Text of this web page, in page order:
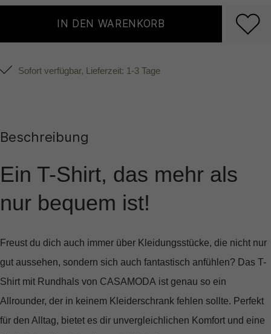
IN DEN WARENKORB
Sofort verfügbar, Lieferzeit: 1-3 Tage
Beschreibung
Ein T-Shirt, das mehr als
nur bequem ist!
Freust du dich auch immer über Kleidungsstücke, die nicht nur
gut aussehen, sondern sich auch fantastisch anfühlen? Das
T-
Shirt mit Rundhals von CASAMODA ist genau so ein
Allrounder, der in keinem Kleiderschrank fehlen sollte. Perfekt
für den Alltag, bietet es dir unvergleichlichen Komfort und eine